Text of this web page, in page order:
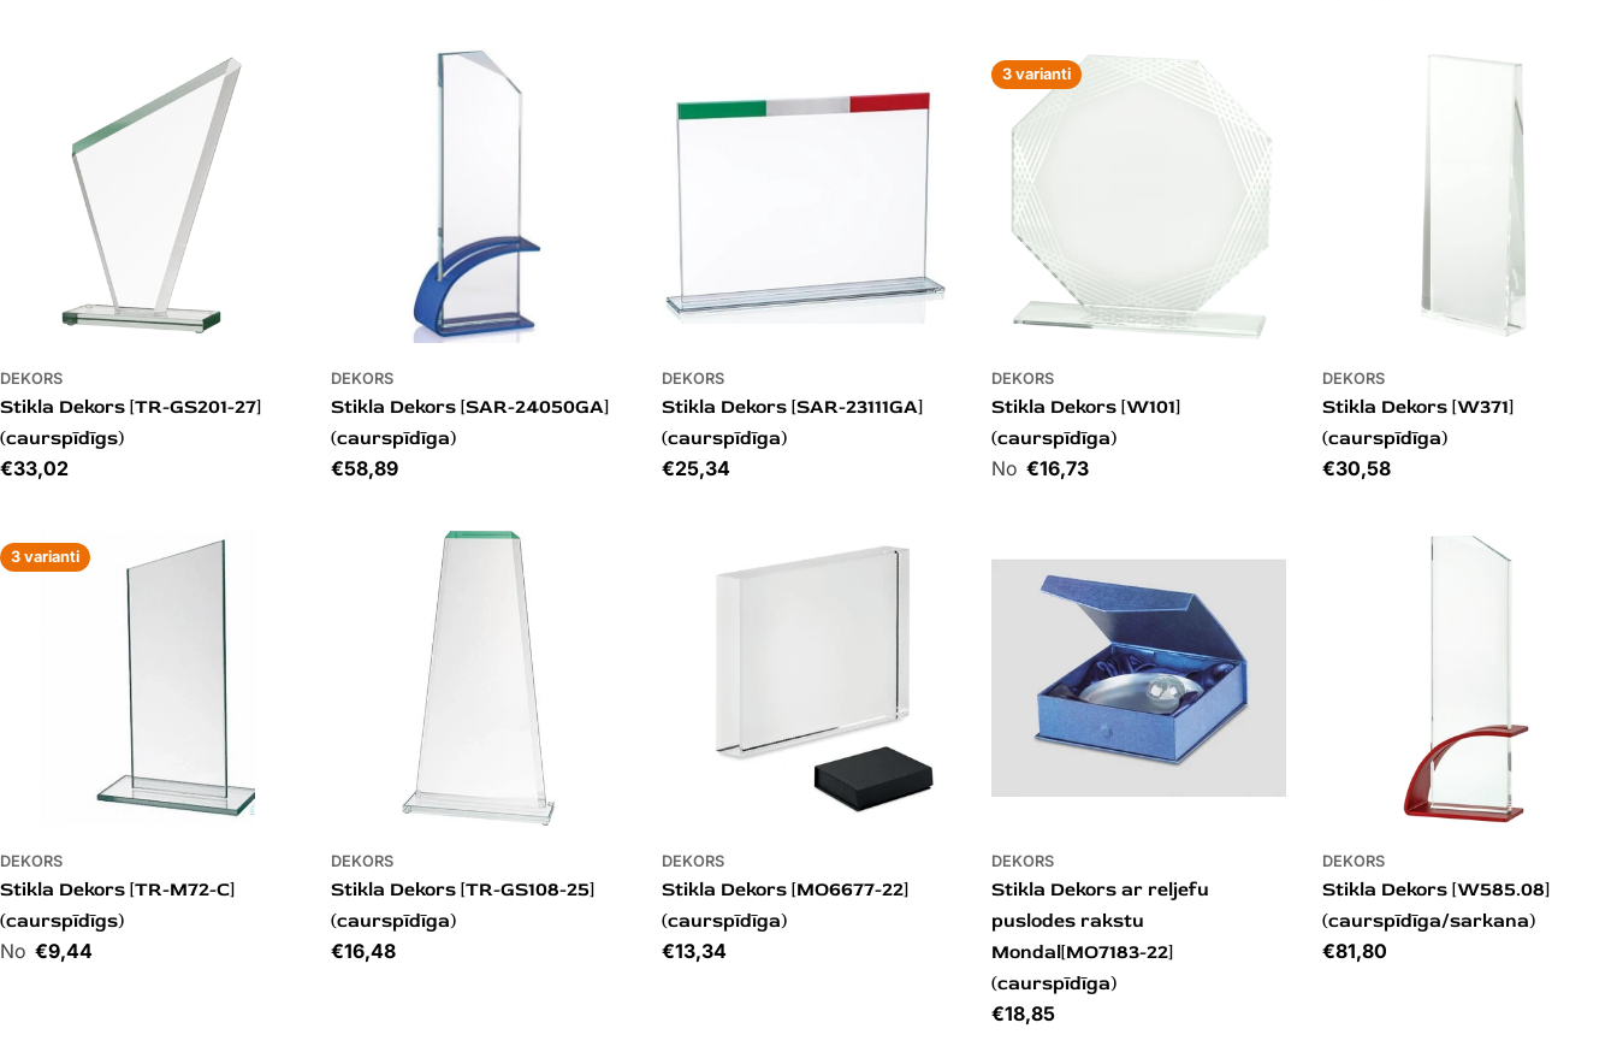
DEKORS
Stikla Dekors [TR-GS201-27]
(caurspīdīgs)
Cena
€33,02
DEKORS
Stikla Dekors [SAR-24050GA]
(caurspīdīga)
Cena
€58,89
DEKORS
Stikla Dekors [SAR-23111GA]
(caurspīdīga)
Cena
€25,34
3 varianti
DEKORS
Stikla Dekors [W101]
(caurspīdīga)
Cena€16,73
DEKORS
Stikla Dekors [W371]
(caurspīdīga)
Cena
€30,58
3 varianti
DEKORS
Stikla Dekors [TR-M72-C]
(caurspīdīgs)
Cena€9,44
DEKORS
Stikla Dekors [TR-GS108-25]
(caurspīdīga)
Cena
€16,48
DEKORS
Stikla Dekors [MO6677-22]
(caurspīdīga)
Cena
€13,34
DEKORS
Stikla Dekors ar reljefu
puslodes rakstu
Mondal[MO7183-22]
(caurspīdīga)
Cena
€18,85
DEKORS
Stikla Dekors [W585.08]
(caurspīdīga/sarkana)
Cena
€81,80